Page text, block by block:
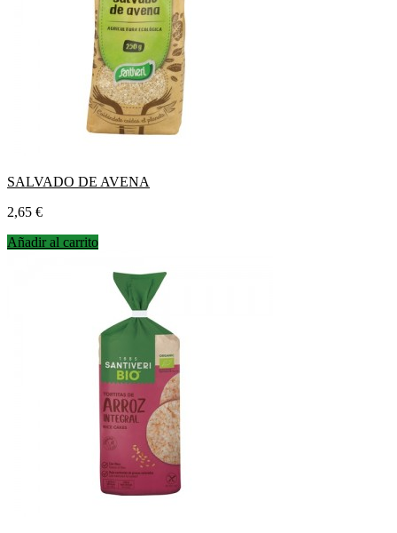
SALVADO DE AVENA
Precio
2,65 €
Añadir al carrito